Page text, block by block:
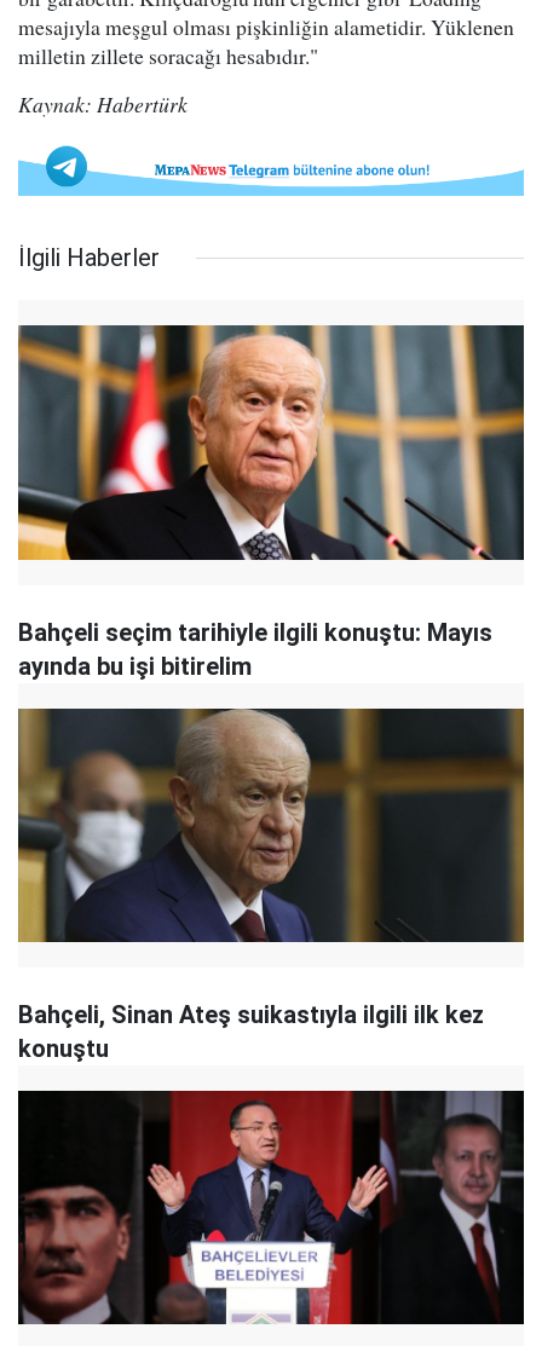
mesajıyla meşgul olması pişkinliğin alametidir. Yüklenen
milletin zillete soracağı hesabıdır."
Kaynak: Habertürk
İlgili Haberler
Bahçeli seçim tarihiyle ilgili konuştu: Mayıs
ayında bu işi bitirelim
Bahçeli, Sinan Ateş suikastıyla ilgili ilk kez
konuştu